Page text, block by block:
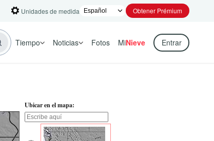
Unidades de medida Obtener Prémium
Tiempo Noticias Fotos MiNieve Entrar
Ubicar en el mapa: